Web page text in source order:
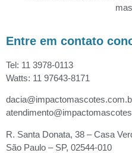
Entre em contato
Tel: 11 3978-0113
Watts: 11 97643-8171
R. Santa Donata, 38 – Casa
São Paulo – SP, 02544-010